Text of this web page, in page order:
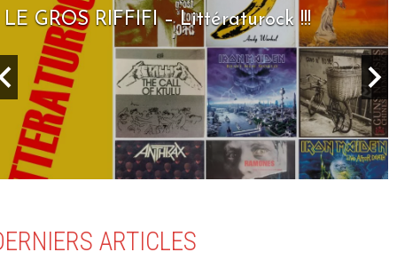
LE GROS RIFFIFI – Littératurock !!!
ARTICLES